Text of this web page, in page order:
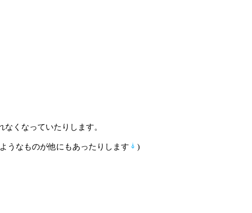
くなっていたりします。
うなものが他にもあったりします )